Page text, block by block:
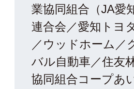
業協同組合（JA愛
連合会／愛知トヨ
／ウッドホーム／
バル自動車／住友
協同組合コープあ